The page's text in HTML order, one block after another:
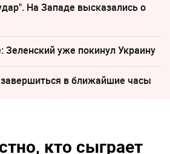
На Западе высказались о
Зеленский уже покинул Украину
в ближайшие часы
кто сыграет